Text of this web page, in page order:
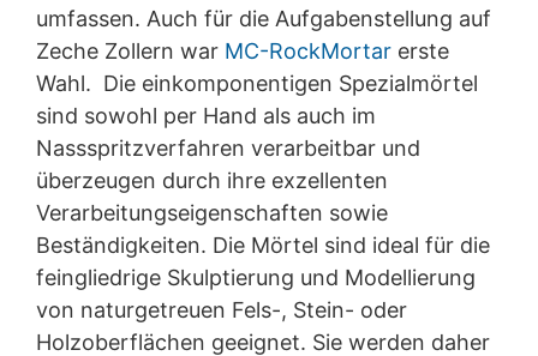
umfassen. Auch für die Aufgabenstellung auf
Zeche Zollern war MC-RockMortar erste
Wahl. Die einkomponentigen Spezialmörtel
sind sowohl per Hand als auch im
Nassspritzverfahren verarbeitbar und
überzeugen durch ihre exzellenten
Verarbeitungseigenschaften sowie
Beständigkeiten. Die Mörtel sind ideal für die
feingliedrige Skulptierung und Modellierung
von naturgetreuen Fels-, Stein- oder
Holzoberflächen geeignet. Sie werden daher